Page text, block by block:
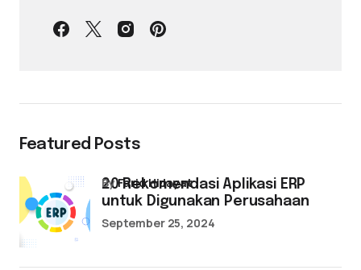
Featured Posts
20 Rekomendasi Aplikasi ERP
untuk Digunakan Perusahaan
byFarid Hidayat
September 25, 2024